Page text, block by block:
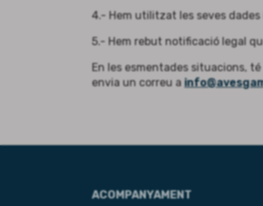
4.- Hem utilitzat les seves dades
5.- Hem rebut notificació legal
En les esmentades situacions, té
envia un correu a
ACOMPANYAMENT